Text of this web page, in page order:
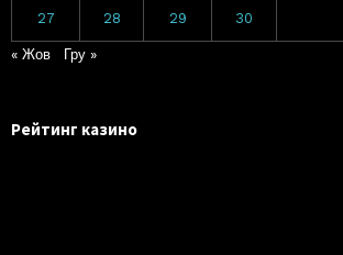
27 28 29 30
« Жов Гру »
Рейтинг казино